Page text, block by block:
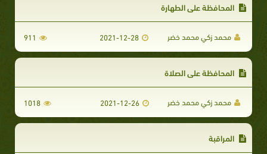
المحافظة على الطهارة
محمد زكي محمد خضر 2021-12-28
911
المحافظة على الصلاة
محمد زكي محمد خضر 2021-12-26
1018
المراقبة